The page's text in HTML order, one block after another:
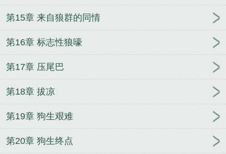
第15章 来自狼群的同情
第16章 标志性狼嚎
第17章 压尾巴
第18章 拔凉
第19章 狗生艰难
第20章 狗生终点